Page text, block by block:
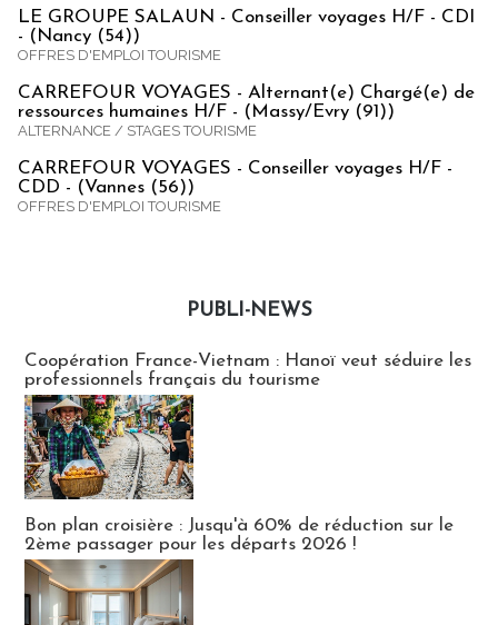
LE GROUPE SALAUN - Conseiller voyages H/F - CDI
- (Nancy (54))
OFFRES D'EMPLOI TOURISME
CARREFOUR VOYAGES - Alternant(e) Chargé(e) de
ressources humaines H/F - (Massy/Evry (91))
ALTERNANCE / STAGES TOURISME
CARREFOUR VOYAGES - Conseiller voyages H/F -
CDD - (Vannes (56))
OFFRES D'EMPLOI TOURISME
PUBLI-NEWS
Coopération France-Vietnam : Hanoï veut séduire les
professionnels français du tourisme
Bon plan croisière : Jusqu'à 60% de réduction sur le
2ème passager pour les départs 2026 !